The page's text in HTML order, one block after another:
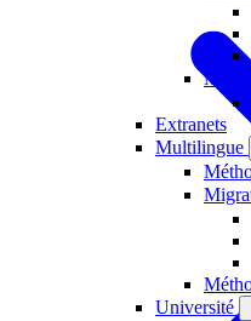
Extranets
Multilingue
Université